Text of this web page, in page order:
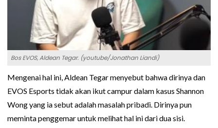
Bos EVOS, Aldean Tegar. (youtube/Jonathan Liandi)
Mengenai hal ini, Aldean Tegar menyebut bahwa dirinya dan
EVOS Esports tidak akan ikut campur dalam kasus Shannon
Wong yang ia sebut adalah masalah pribadi. Dirinya pun
meminta penggemar untuk melihat hal ini dari dua sisi.